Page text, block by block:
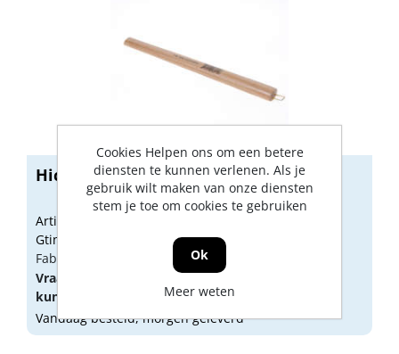
Hickory Bankhamersteel 300 gram
Artikelnummer: 1757374
Gtin: 8712448080156
Fabrikant artikel nummer: HB300
Vraag een
aan oflog in
kunnen zien.
Vandaag besteld, morgen geleverd
Cookies Helpen ons om een betere
diensten te kunnen verlenen. Als je
gebruik wilt maken van onze diensten
stem je toe om cookies te gebruiken
Ok
Meer weten